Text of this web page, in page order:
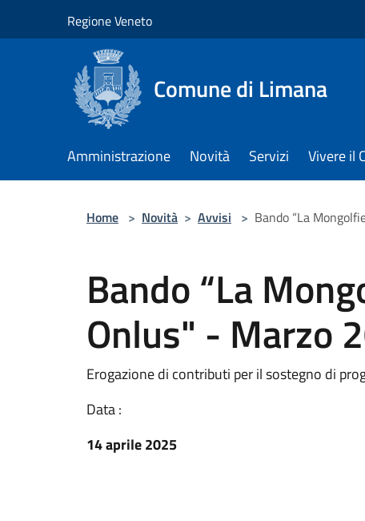
Regione Veneto
Comune di Limana
Amministrazione Novità Servizi Vivere il
Home > Novità > Avvisi > Bando “La
Bando “La
Onlus" - Marzo
Erogazione di contributi per il sostegno di
Data :
14 aprile 2025